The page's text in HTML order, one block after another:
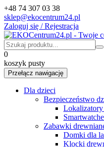
+48 74 307 03 38
sklep@ekocentrum24.pl
Zaloguj się / Rejestracja
0
koszyk pusty
Przełącz nawigację
Dla dzieci
Bezpieczeństwo
Lokalizatory
Zabawki
Domki dla
Klocki